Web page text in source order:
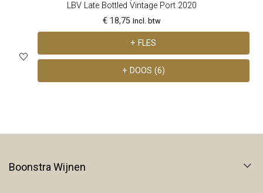
LBV Late Bottled Vintage Port 2020
€ 18,75 Incl. btw
+ FLES
+ DOOS (6)
Boonstra Wijnen